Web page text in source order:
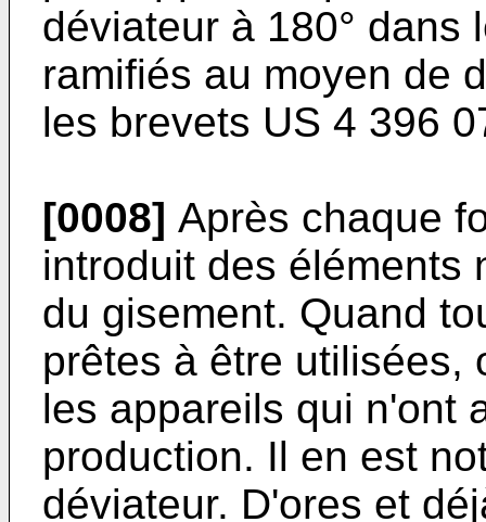
déviateur à 180° dans
ramifiés au moyen de
les brevets US 4 396
[0008] Après chaque
introduit des éléments
du gisement. Quand
prêtes à être utilisées,
les appareils qui n'ont
production. Il en est
déviateur. D'ores et